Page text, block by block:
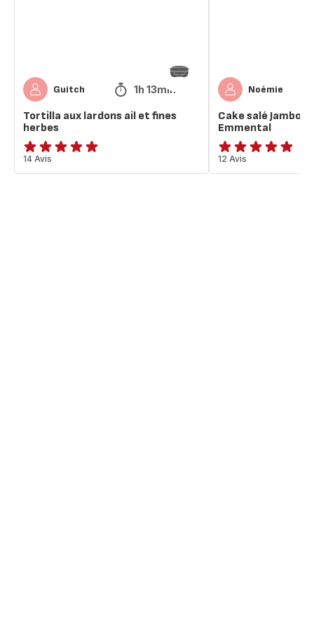
Guitch 1h 13min
Tortilla aux lardons ail et fines
herbes
Avis
5
14 Avis
Noémie
Cake salé Jambon
Emmental
ratings.4.9
12 Avis